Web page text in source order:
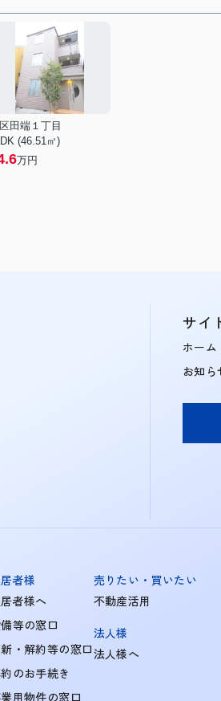
田端１丁目
(46.51㎡)
万円
サイ
ホーム
お知ら
者様
者様へ
等の窓口
・解約等の窓口
のお手続き
用物件の窓口
売りたい・買いたい
不動産活用
法人様
法人様へ